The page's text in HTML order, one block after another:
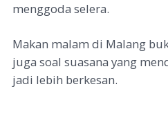
menggoda selera.
Makan malam di Malang
juga soal suasana yang
jadi lebih berkesan.